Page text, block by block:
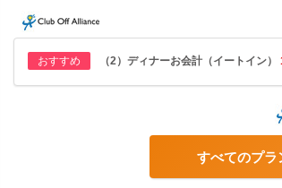
おすすめ （2）ディナーお会計（イートイン）
すべてのプラ